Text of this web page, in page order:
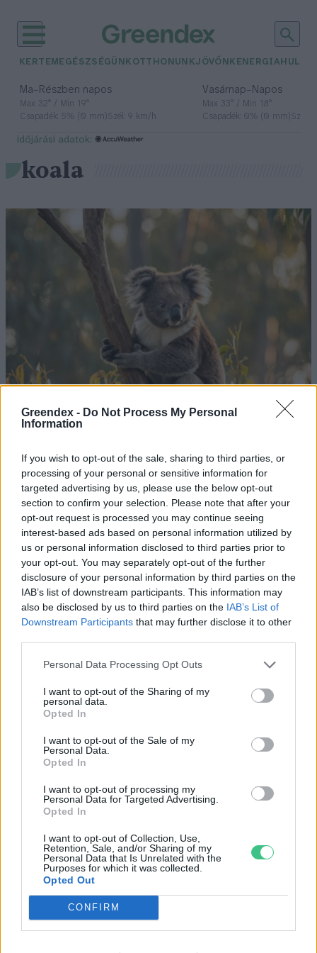
Greendex - Do Not Process My Personal
Information
If you wish to opt-out of the sale, sharing to third parties, or
processing of your personal or sensitive information for
targeted advertising by us, please use the below opt-out
section to confirm your selection. Please note that after your
opt-out request is processed you may continue seeing
interest-based ads based on personal information utilized by
us or personal information disclosed to third parties prior to
your opt-out. You may separately opt-out of the further
disclosure of your personal information by third parties on the
IAB’s list of downstream participants. This information may
also be disclosed by us to third parties on the IAB’s List of
Downstream Participants that may further disclose it to other
Personal Data Processing Opt Outs
I want to opt-out of the Sharing of my
personal data.
Opted In
I want to opt-out of the Sale of my
Personal Data.
Opted In
I want to opt-out of processing my
Personal Data for Targeted Advertising.
Opted In
I want to opt-out of Collection, Use,
Retention, Sale, and/or Sharing of my
Personal Data that Is Unrelated with the
Purposes for which it was collected.
Opted Out
CONFIRM
KERTEM EGÉSZSÉGÜNK OTTHONUNKJÖVŐNK ENERGIA
Ma– Részben napos
Max 32° / Min 19°
Csapadék: 5% (0 mm)Szél: 9 km/h
Vasárnap– Napos
Max 33° / Min 18°
Csapadék: 0% (0 mm)Szél:
időjárási adatok:
koala
Eukaliptusz – Hagyjuk a
koaláknak, vagy nekünk is jól
jöhet?
Lonkay Márta
Veszélyeztetett faj lett a koala
védelmére
Greendex Szemle
Az ausztrálok mindent
megtesznek, hogy megmentsék az
ikonikus erszényesüket
Greendex szemle